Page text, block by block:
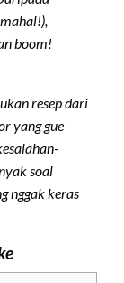
boom!
resep dari
yang gue
soal
nggak keras